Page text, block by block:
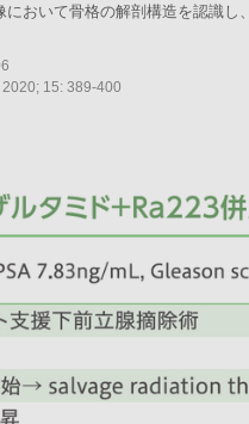
おいて骨格の解剖構造を認識
15: 389-400